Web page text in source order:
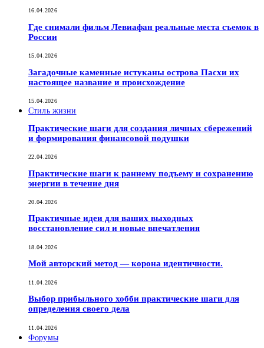
16.04.2026
Где снимали фильм Левиафан реальные места съемок в
России
15.04.2026
Загадочные каменные истуканы острова Пасхи их
настоящее название и происхождение
15.04.2026
Стиль жизни
Практические шаги для создания личных сбережений
и формирования финансовой подушки
22.04.2026
Практические шаги к раннему подъему и сохранению
энергии в течение дня
20.04.2026
Практичные идеи для ваших выходных
восстановление сил и новые впечатления
18.04.2026
Мой авторский метод — корона идентичности.
11.04.2026
Выбор прибыльного хобби практические шаги для
определения своего дела
11.04.2026
Форумы